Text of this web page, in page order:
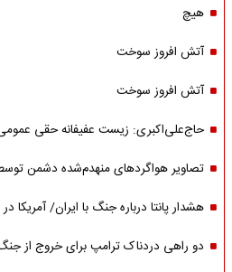
هیچ
آتش افروز سوخت
آتش افروز سوخت
حاج‌علی‌اکبری: زیست عفیفانه حقی
تصاویر هواگردهای منهدم‌شده دشمن
هشدار پانتا درباره جنگ با ایران/
دو راهی دردناک ترامپ برای خروج از